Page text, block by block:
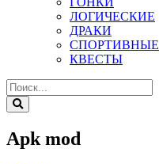
ЛОГИЧЕСКИЕ
ДРАКИ
СПОРТИВНЫЕ
КВЕСТЫ
Apk mod